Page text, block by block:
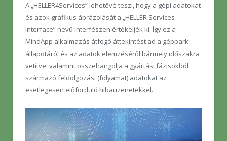
A „HELLER4Services” lehetővé teszi, hogy a gépi adatokat
és azok grafikus ábrázolását a „HELLER Services
Interface” nevű interfészen értékeljék ki. Így ez a
MindApp alkalmazás átfogó áttekintést ad a géppark
állapotáról és az adatok elemzéséről bármely időszakra
vetítve, valamint összehangolja a gyártási fázisokból
származó feldolgozási (folyamat) adatokat az
esetlegesen előforduló hibaüzenetekkel.